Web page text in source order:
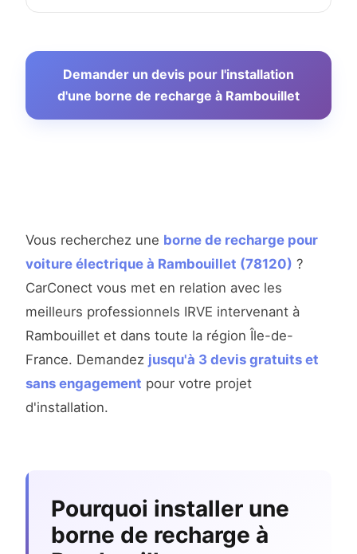
Demander un devis pour l'installation
d'une borne de recharge à Rambouillet
Vous recherchez une borne de recharge pour
voiture électrique à Rambouillet (78120) ?
CarConect vous met en relation avec les
meilleurs professionnels IRVE intervenant à
Rambouillet et dans toute la région Île-de-
France. Demandez jusqu'à 3 devis gratuits et
sans engagement pour votre projet
d'installation.
Pourquoi installer une
borne de recharge à